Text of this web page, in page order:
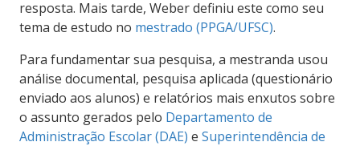
resposta. Mais tarde, Weber definiu este como seu
tema de estudo no mestrado (PPGA/UFSC).
Para fundamentar sua pesquisa, a mestranda usou
análise documental, pesquisa aplicada (questionário
enviado aos alunos) e relatórios mais enxutos sobre
o assunto gerados pelo Departamento de
Administração Escolar (DAE) e Superintendência de